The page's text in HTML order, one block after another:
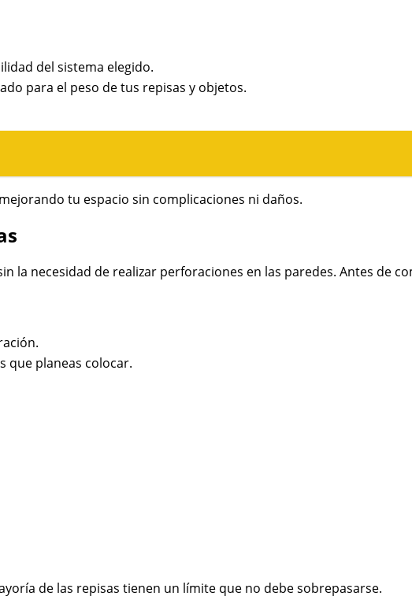
del sistema elegido.
para el peso de tus repisas y objetos.
tu espacio sin complicaciones ni daños.
la necesidad de realizar perforaciones en las paredes. Antes de
que planeas colocar.
de las repisas tienen un límite que no debe sobrepasarse.